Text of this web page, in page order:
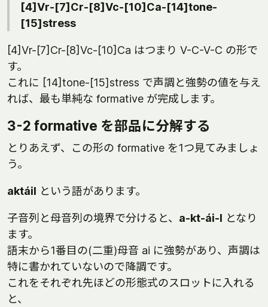
[4]Vr-[7]Cr-[8]Vc-[10]Ca-[14]tone-
[15]stress
[4]Vr-[7]Cr-[8]Vc-[10]Ca はつまり V-C-V-C の形で
す。
これに [14]tone-[15]stress で声調と強勢の値を与え
れば、最も単純な formative が完成します。
3-2 formative を部品に分解する
とりあえず、この形の formative を1つ見てみましょ
う。
aktáil という語があります。
子音列と母音列の境界で分けると、 a-kt-ái-l となり
ます。
語末から1番目の(二重)母音 ai に強勢があり、声調は
特に書かれていないので降調です。
これをそれぞれ先ほどの形態式のスロットに入れる
と、